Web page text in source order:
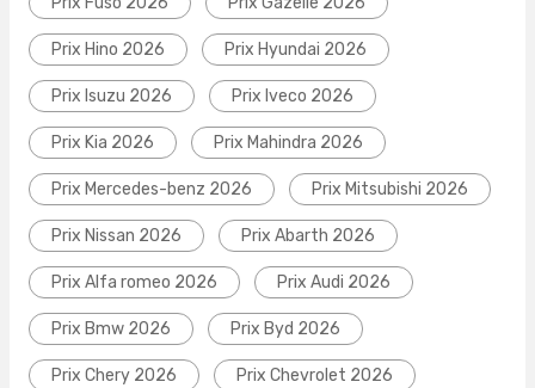
Prix Hino 2026 Prix Hyundai 2026
Prix Isuzu 2026 Prix Iveco 2026
Prix Kia 2026 Prix Mahindra 2026
Prix Mercedes-benz 2026 Prix Mitsubishi 2026
Prix Nissan 2026 Prix Abarth 2026
Prix Alfa romeo 2026 Prix Audi 2026
Prix Bmw 2026 Prix Byd 2026
Prix Chery 2026 Prix Chevrolet 2026